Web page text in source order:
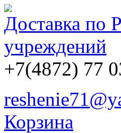
Доставка по
учреждений
+7(4872) 77
Корзина